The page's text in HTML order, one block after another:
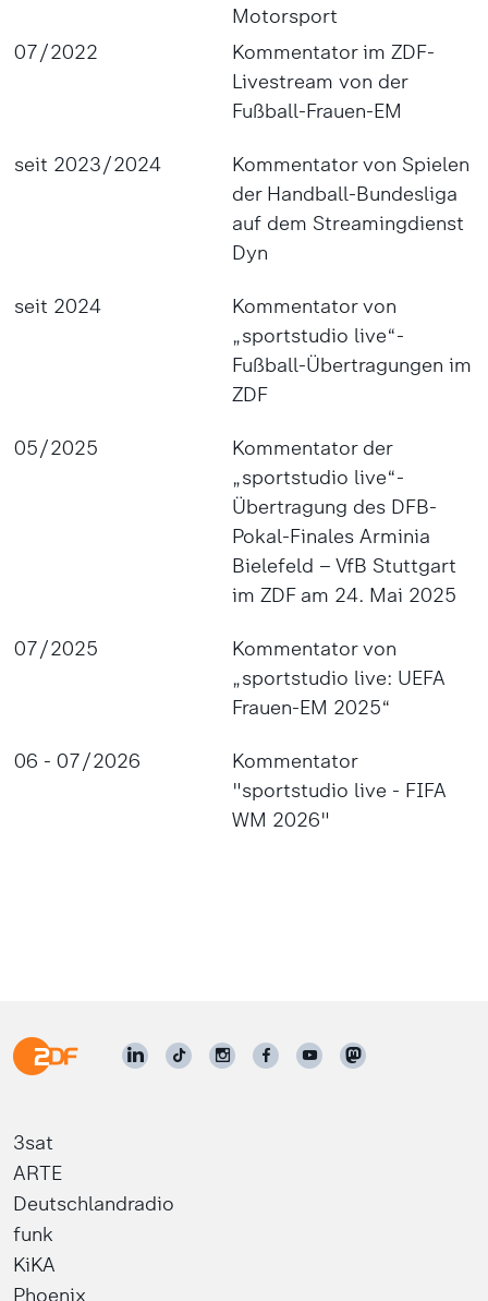
Motorsport
07/2022
Kommentator im ZDF-
Livestream von der
Fußball-Frauen-EM
seit 2023/2024
Kommentator von Spielen
der Handball-Bundesliga
auf dem Streamingdienst
Dyn
seit 2024
Kommentator von
„sportstudio live“-
Fußball-Übertragungen im
ZDF
05/2025
Kommentator der
„sportstudio live“-
Übertragung des DFB-
Pokal-Finales Arminia
Bielefeld – VfB Stuttgart
im ZDF am 24. Mai 2025
07/2025
Kommentator von
„sportstudio live: UEFA
Frauen-EM 2025“
06 - 07/2026
Kommentator
"sportstudio live - FIFA
WM 2026"
3sat
ARTE
Deutschlandradio
funk
KiKA
Phoenix